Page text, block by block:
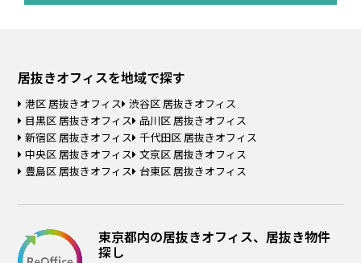
居抜きオフィスを地域で探す
港区 居抜きオフィス 渋谷区 居抜きオフィス
目黒区 居抜きオフィス 品川区 居抜きオフィス
新宿区 居抜きオフィス 千代田区 居抜きオフィス
中央区 居抜きオフィス 文京区 居抜きオフィス
豊島区 居抜きオフィス 台東区 居抜きオフィス
東京都内の居抜きオフィス、居抜き物件
探し